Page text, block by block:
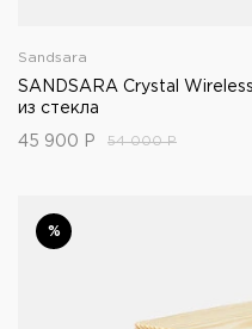
Sandsara
SANDSARA Crystal
из стекла
45 900 Р 54 000Р
%